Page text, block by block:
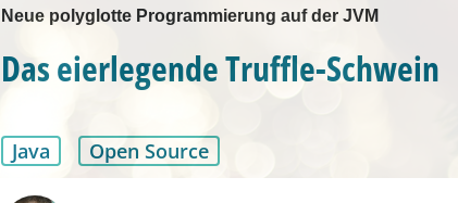
Neue polyglotte Programmierung auf der JVM
Das eierlegende Truffle-Schwein
Java Open Source